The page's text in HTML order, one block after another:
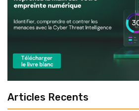
Articles Recents